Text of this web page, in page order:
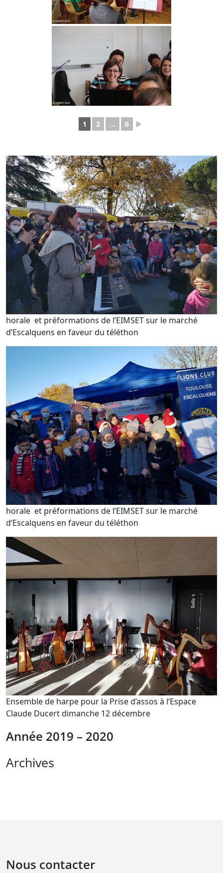
1 2 ... 6 ►
horale et préformations de l’EIMSET sur le marché
d’Escalquens en faveur du téléthon
horale et préformations de l’EIMSET sur le marché
d’Escalquens en faveur du téléthon
Ensemble de harpe pour la Prise d’assos à l’Espace
Claude Ducert dimanche 12 décembre
Année 2019 – 2020
Archives
Nous contacter